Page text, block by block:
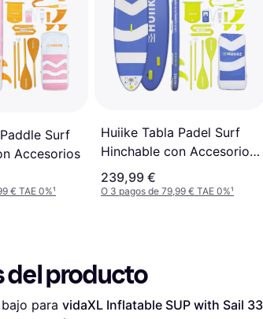
Surf
Accesorios
€ TAE 0%¹
Huiike Tabla Padel Surf
Hinchable con Accesorios
Premium
239,99 €
O 3 pagos de 79,99 € TAE 0%¹
del producto
para vidaXL Inflatable SUP with Sail